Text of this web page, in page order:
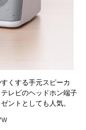
くする手元スピーカ
レビのヘッドホン端子
ントとしても人気。